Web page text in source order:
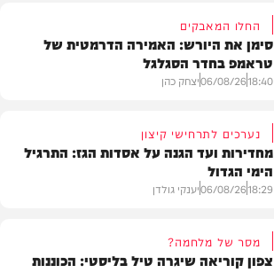
החלו המאבקים
סימן את היורש: האמירה הדרמטית של
טראמפ בחדר הסגלגל
18:40
06/08/26יצחק כהן
נערכים לתרחישי קיצון
מחדירות ועד הגנה על אסדות הגז: התרגיל
הימי הגדול
18:29
06/08/26יענקי גולדן
מסר של מלחמה?
צפון קוריאה שיגרה טיל בליסטי: הכוננות